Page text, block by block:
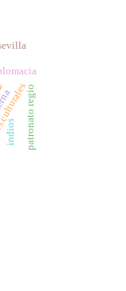
patronato regio
indios